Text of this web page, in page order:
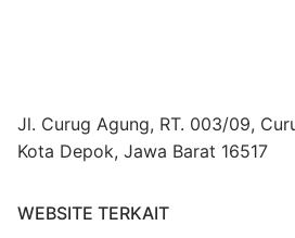
Jl. Curug Agung, RT. 003/09,
Kota Depok, Jawa Barat 16517
WEBSITE TERKAIT